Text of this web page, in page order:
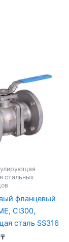
стальных
фланцевый
Cl300,
сталь SS316
₸